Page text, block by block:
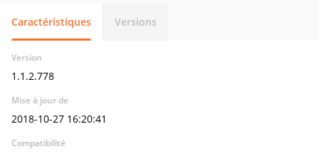
Caractéristiques Versions
Version
1.1.2.778
Mise à jour de
2018-10-27 16:20:41
Compatibilité